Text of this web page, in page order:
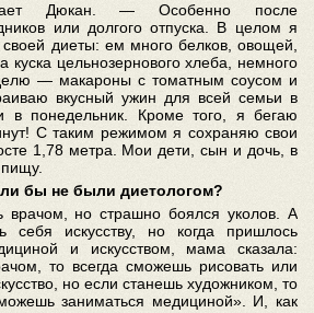
Дюкан. — Особенно после
или долгого отпуска. В целом я
диеты: ем много белков, овощей,
куска цельнозернового хлеба, немного
— макароны с томатным соусом и
вкусный ужин для всей семьи в
в понедельник. Кроме того, я бегаю
С таким режимом я сохраняю свои
1,78 метра. Мои дети, сын и дочь, в
бы не были диетологом?
врачом, но страшно боялся уколов. А
себя искусству, но когда пришлось
и искусством, мама сказала:
то всегда сможешь рисовать или
но если станешь художником, то
заниматься медициной». И, как